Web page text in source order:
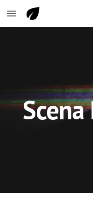
Skip to main content
Scena